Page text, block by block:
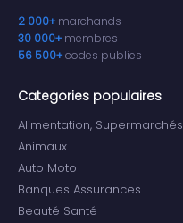
2 000+ marchands
30 000+ membres
56 500+codes publies
Categories populaires
Alimentation, Supermarchés
Animaux
Auto Moto
Banques Assurances
Beauté Santé